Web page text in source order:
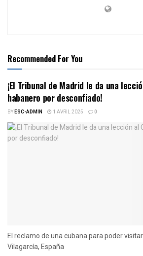
Recommended For You
¡El Tribunal de Madrid le da una
habanero por desconfiado!
BYESC-ADMIN 1 AVRIL 2025 0
El reclamo de una cubana para poder
Vilagarcía, España